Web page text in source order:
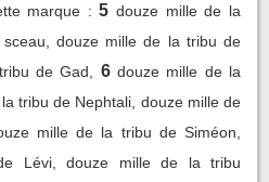
marque : 5 douze mille de la
douze mille de la tribu de
de Gad,
6 douze mille de la
tribu de Nephtali, douze mille de
mille de la tribu de Siméon,
Lévi, douze mille de la tribu